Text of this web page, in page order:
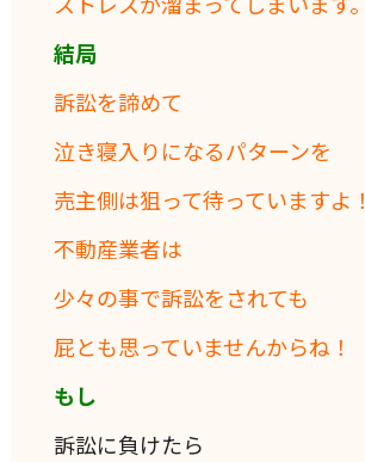
結局
訴訟を諦めて
泣き寝入りになるパターンを
売主側は狙って待っていますよ！
不動産業者は
少々の事で訴訟をされても
屁とも思っていませんからね！
もし
訴訟に負けたら